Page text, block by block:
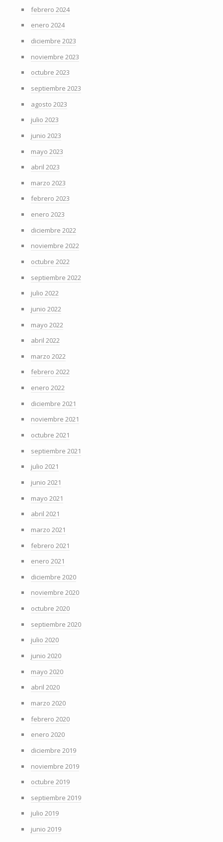
febrero 2024
enero 2024
diciembre 2023
noviembre 2023
octubre 2023
septiembre 2023
agosto 2023
julio 2023
junio 2023
mayo 2023
abril 2023
marzo 2023
febrero 2023
enero 2023
diciembre 2022
noviembre 2022
octubre 2022
septiembre 2022
julio 2022
junio 2022
mayo 2022
abril 2022
marzo 2022
febrero 2022
enero 2022
diciembre 2021
noviembre 2021
octubre 2021
septiembre 2021
julio 2021
junio 2021
mayo 2021
abril 2021
marzo 2021
febrero 2021
enero 2021
diciembre 2020
noviembre 2020
octubre 2020
septiembre 2020
julio 2020
junio 2020
mayo 2020
abril 2020
marzo 2020
febrero 2020
enero 2020
diciembre 2019
noviembre 2019
octubre 2019
septiembre 2019
julio 2019
junio 2019